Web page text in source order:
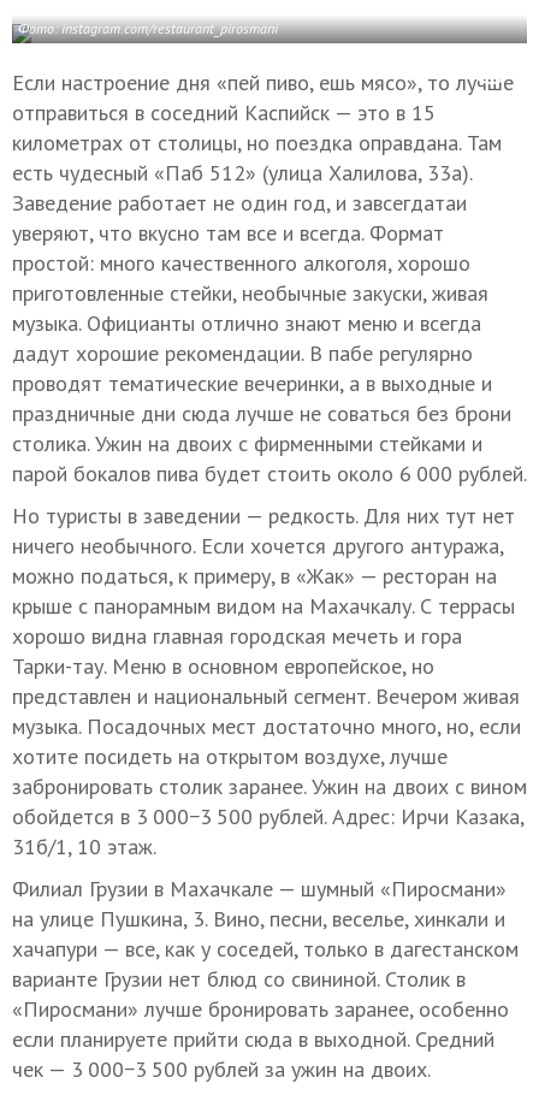
Фото: instagram.com/restaurant_pirosmani
Если настроение дня «пей пиво, ешь мясо», то лучше
отправиться в соседний Каспийск — это в 15
километрах от столицы, но поездка оправдана. Там
есть чудесный «Паб 512» (улица Халилова, 33а).
Заведение работает не один год, и завсегдатаи
уверяют, что вкусно там все и всегда. Формат
простой: много качественного алкоголя, хорошо
приготовленные стейки, необычные закуски, живая
музыка. Официанты отлично знают меню и всегда
дадут хорошие рекомендации. В пабе регулярно
проводят тематические вечеринки, а в выходные и
праздничные дни сюда лучше не соваться без брони
столика. Ужин на двоих с фирменными стейками и
парой бокалов пива будет стоить около 6 000 рублей.
Но туристы в заведении — редкость. Для них тут нет
ничего необычного. Если хочется другого антуража,
можно податься, к примеру, в «Жак» — ресторан на
крыше с панорамным видом на Махачкалу. С террасы
хорошо видна главная городская мечеть и гора
Тарки-тау. Меню в основном европейское, но
представлен и национальный сегмент. Вечером живая
музыка. Посадочных мест достаточно много, но, если
хотите посидеть на открытом воздухе, лучше
забронировать столик заранее. Ужин на двоих с вином
обойдется в 3 000−3 500 рублей. Адрес: Ирчи Казака,
31б/1, 10 этаж.
Филиал Грузии в Махачкале — шумный «Пиросмани»
на улице Пушкина, 3. Вино, песни, веселье, хинкали и
хачапури — все, как у соседей, только в дагестанском
варианте Грузии нет блюд со свининой. Столик в
«Пиросмани» лучше бронировать заранее, особенно
если планируете прийти сюда в выходной. Средний
чек — 3 000−3 500 рублей за ужин на двоих.